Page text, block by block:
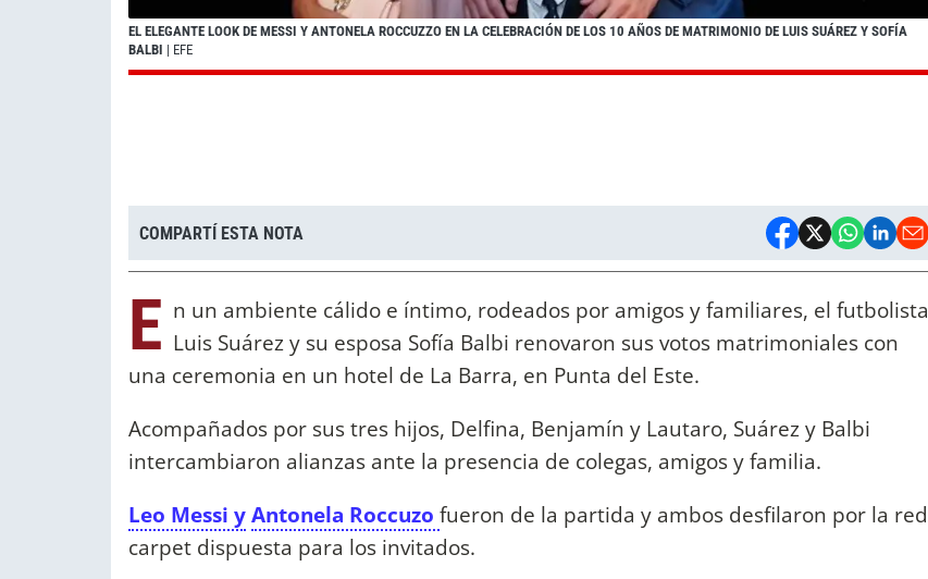
EL ELEGANTE LOOK DE MESSI Y ANTONELA ROCCUZZO EN LA CELEBRACIÓN DE LOS 10 AÑOS DE MATRIMONIO DE LUIS SUÁREZ Y SOFÍA
BALBI | EFE
COMPARTÍ ESTA NOTA
E n un ambiente cálido e íntimo, rodeados por amigos y familiares, el futbolista
Luis Suárez y su esposa Sofía Balbi renovaron sus votos matrimoniales con
una ceremonia en un hotel de La Barra, en Punta del Este.
Acompañados por sus tres hijos, Delfina, Benjamín y Lautaro, Suárez y Balbi
intercambiaron alianzas ante la presencia de colegas, amigos y familia.
Leo Messi yAntonela Roccuzo fueron de la partida y ambos desfilaron por la red
carpet dispuesta para los invitados.